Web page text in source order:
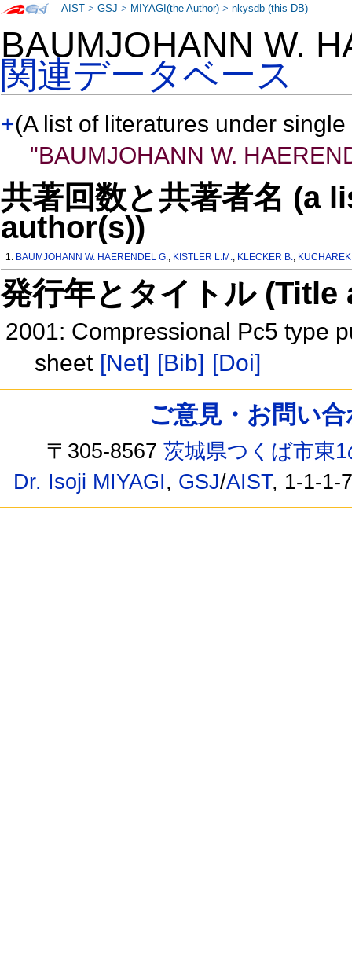
BAUMJOHANN W.
関連データベース
+(A list of literatures under
"BAUMJOHANN W.
共著回数と共著者名 (a
author(s))
1: BAUMJOHANN W. HAERENDEL G., KISTLER L.M., KLECKER B.,
発行年とタイトル
2001: Compressional Pc5 type
sheet [Net] [Bib] [Doi]
AIST >GSJ > MIYAGI(the Author) >nkysdb (this DB)
ご意見・お問い
〒305-8567茨城県つくば市東
Dr. Isoji MIYAGI, GSJ/AIST, 1-1-1-